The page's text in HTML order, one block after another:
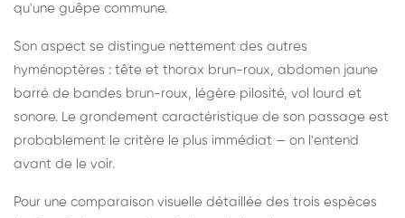
qu'une guêpe commune.
Son aspect se distingue nettement des autres
hyménoptères : tête et thorax brun-roux, abdomen jaune
barré de bandes brun-roux, légère pilosité, vol lourd et
sonore. Le grondement caractéristique de son passage est
probablement le critère le plus immédiat — on l'entend
avant de le voir.
Pour une comparaison visuelle détaillée des trois espèces